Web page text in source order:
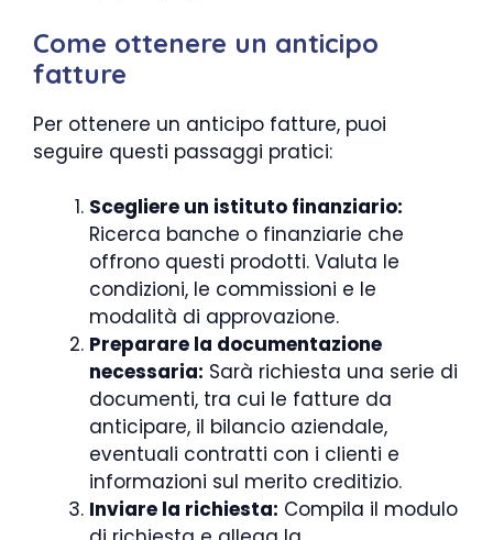
Come ottenere un anticipo
fatture
Per ottenere un anticipo fatture, puoi
seguire questi passaggi pratici:
Scegliere un istituto finanziario:
Ricerca banche o finanziarie che
offrono questi prodotti. Valuta le
condizioni, le commissioni e le
modalità di approvazione.
Preparare la documentazione
necessaria: Sarà richiesta una serie di
documenti, tra cui le fatture da
anticipare, il bilancio aziendale,
eventuali contratti con i clienti e
informazioni sul merito creditizio.
Inviare la richiesta: Compila il modulo